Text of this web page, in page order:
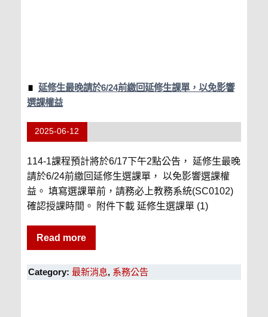
延修生最晚請於6/24前繳回延修生課單，以免影響
選課權益
2025-06-12
114-1課程預計將於6/17下午2點公告， 延修生最晚
請於6/24前繳回延修生選課單， 以免影響選課權
益。 填寫選課單前，請務必上教務系統(SC0102)
確認授課時間。 附件下載 延修生選課單 (1)
Read more
Category: 最新消息, 系務公告